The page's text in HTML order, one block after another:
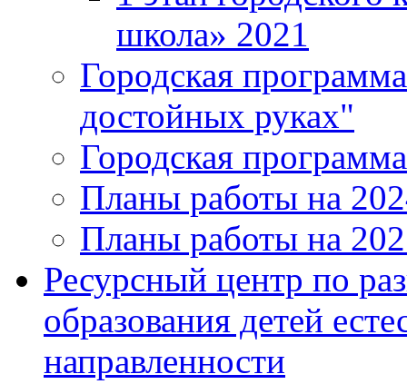
школа» 2021
Городская
достойных руках"
Городская
Планы работы на
Планы работы на
Ресурсный центр по
образования детей
направленности